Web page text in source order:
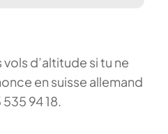
d’altitude si tu ne
en suisse allemand
94 18.